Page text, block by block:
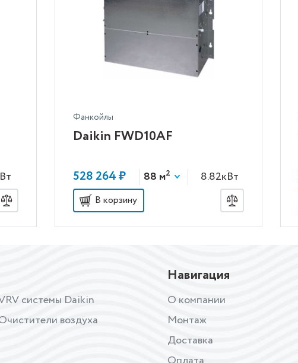
Фанкойлы
Daikin FWD10AF
528 264 ₽ 88 м2 8.82кВт
В корзину
системы Daikin
воздуха
Навигация
О компании
Монтаж
Доставка